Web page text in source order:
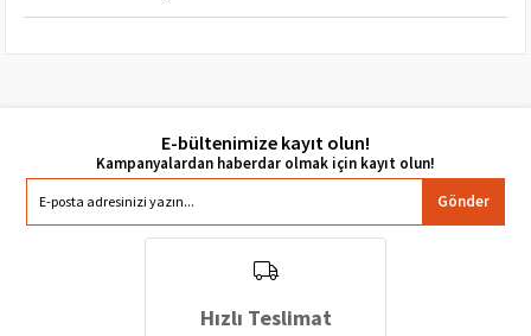
E-bültenimize kayıt olun!
Gönder
Hızlı Teslimat